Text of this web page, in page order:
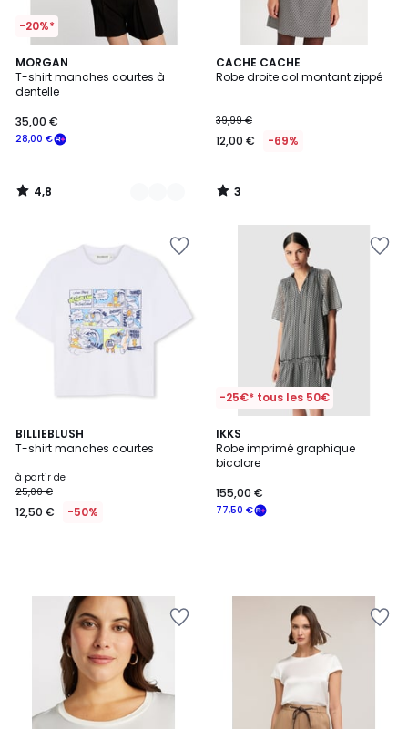
-20%*
MORGAN
T-shirt manches courtes à
dentelle
28,00 €
35,00 €
4,8
/ 5
2
Couleurs
4,8
/
CACHE CACHE
Robe droite col montant zippé
39,99 €
12,00 € -69%
3
/
3
/
BILLIEBLUSH
T-shirt manches courtes
à partir de
25,00 €
12,50 € -50%
-25€* tous les 50€
IKKS
Robe imprimé graphique
bicolore
77,50 €
155,00 €